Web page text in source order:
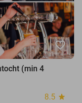
favorite_border
(min 4
8.5 star